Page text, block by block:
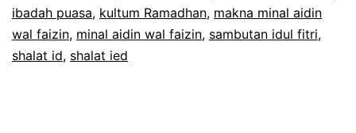
ibadah puasa, kultum Ramadhan, makna minal aidin
wal faizin, minal aidin wal faizin, sambutan idul fitri,
shalat id, shalat ied